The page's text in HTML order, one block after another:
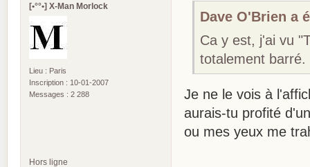
[•°°•] X-Man Morlock
Lieu : Paris
Inscription : 10-01-2007
Messages : 2 288
Dave O'Brien a
Ca y est, j'ai vu
totalement barré.
Je ne le vois à
aurais-tu profité
ou mes yeux me
Hors ligne